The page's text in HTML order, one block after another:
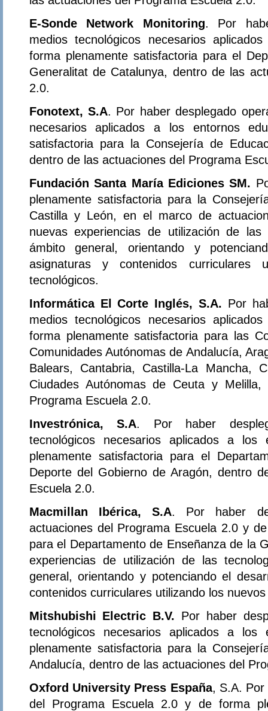
E-Sonde Network Monitoring. Por
medios tecnológicos necesarios
forma plenamente satisfactoria para el
Generalitat de Catalunya, dentro de las
2.0.
Fonotext, S.A. Por haber desplegado
necesarios aplicados a los entornos
satisfactoria para la Consejería de
dentro de las actuaciones del Programa
Fundación Santa María Ediciones SM.
plenamente satisfactoria para la
Castilla y León, en el marco de
nuevas experiencias de utilización de
ámbito general, orientando y
asignaturas y contenidos curriculares
tecnológicos.
Informática El Corte Inglés, S.A. Por
medios tecnológicos necesarios
forma plenamente satisfactoria para las
Comunidades Autónomas de Andalucía,
Balears, Cantabria, Castilla-La Mancha,
Ciudades Autónomas de Ceuta y
Programa Escuela 2.0.
Investrónica, S.A. Por haber
tecnológicos necesarios aplicados a los
plenamente satisfactoria para el
Deporte del Gobierno de Aragón, dentro
Escuela 2.0.
Macmillan Ibérica, S.A. Por haber
actuaciones del Programa Escuela 2.0 y
para el Departamento de Enseñanza de la
experiencias de utilización de las
general, orientando y potenciando el
contenidos curriculares utilizando los
Mitshubishi Electric B.V. Por haber
tecnológicos necesarios aplicados a los
plenamente satisfactoria para la
Andalucía, dentro de las actuaciones del
Oxford University Press España, S.A. Por
del Programa Escuela 2.0 y de forma